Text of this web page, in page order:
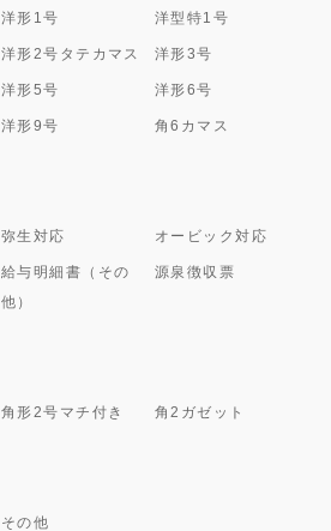
洋形1号 洋型特1号
洋形2号タテカマス 洋形3号
洋形5号 洋形6号
洋形9号 角6カマス
弥生対応 オービック対応
給与明細書（その
他）
源泉徴収票
角形2号マチ付き 角2ガゼット
その他